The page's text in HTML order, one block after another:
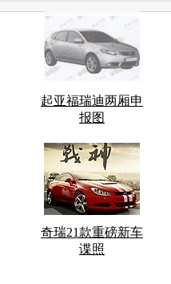
起亚福瑞迪两厢申
报图
奇瑞21款重磅新车
谍照